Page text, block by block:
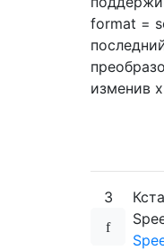
format =
изменив
3